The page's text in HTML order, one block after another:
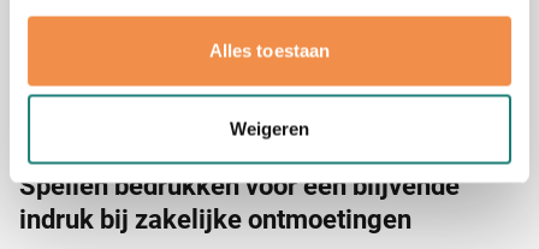
Als u het toestaat, willen we ook graag:
Informatie verzamelen over uw geografische
locatie, die tot een paar meter nauwkeurig kan zijn
scannen op specifieke eigenschappen (fingerprinting)
verwerkt en stel uw voorkeuren in het
detailgedeelte
U kunt uw toestemming op elk moment wijzigen of
Alles toestaan
Weigeren
Je leest momenteel pagina
Pagina Pagina
Spellen bedrukken voor een blijvende
indruk bij zakelijke ontmoetingen